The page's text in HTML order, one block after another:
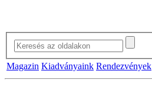
Magazin Kiadványaink Rendezvények